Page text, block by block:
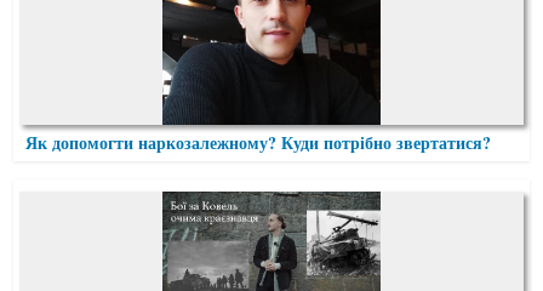
Як допомогти наркозалежному? Куди потрібно звертатися?